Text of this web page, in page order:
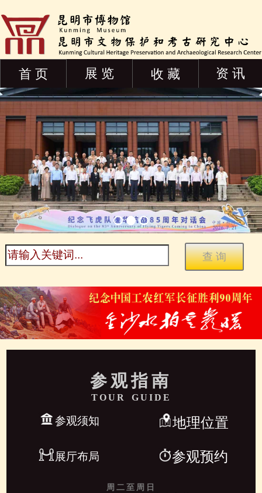
首 页 展 览 收 藏 资 讯
参观指南
TOUR GUIDE
参观须知 地理位置
展厅布局 参观预约
周二至周日